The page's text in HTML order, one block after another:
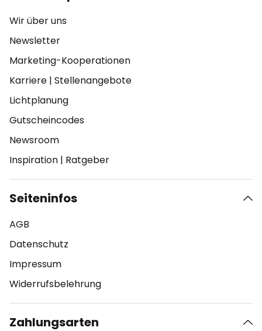
Wir über uns
Newsletter
Marketing-Kooperationen
Karriere | Stellenangebote
Lichtplanung
Gutscheincodes
Newsroom
Inspiration | Ratgeber
Seiteninfos
AGB
Datenschutz
Impressum
Widerrufsbelehrung
Zahlungsarten